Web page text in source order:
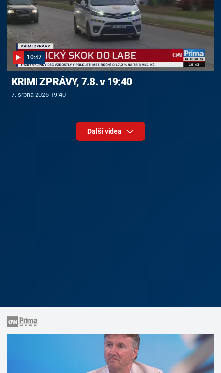
10:47
KRIMI ZPRÁVY, 7.8. v 19:40
7. srpna 2026 19:40
Další videa